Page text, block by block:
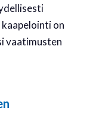
on
vaatimusten